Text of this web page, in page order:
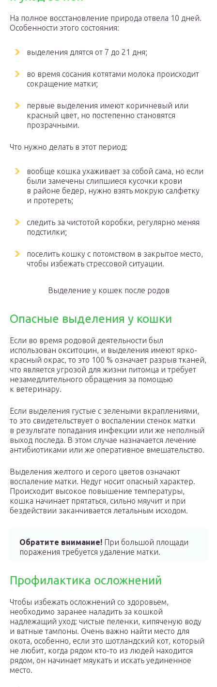
На полное восстановление природа отвела 10 дней.
Особенности этого состояния:
выделения длятся от 7 до 21 дня;
во время сосания котятами молока происходит
сокращение матки;
первые выделения имеют коричневый или
красный цвет, но постепенно становятся
прозрачными.
Что нужно делать в этот период:
вообще кошка ухаживает за собой сама, но если
были замечены слипшиеся кусочки крови
в районе бедер, нужно взять мокрую салфетку
и протереть;
следить за чистотой коробки, регулярно меняя
подстилки;
поселить кошку с потомством в закрытое место,
чтобы избежать стрессовой ситуации.
Выделение у кошек после родов
Опасные выделения у кошки
Если во время родовой деятельности был
использован окситоцин, и выделения имеют ярко-
красный окрас, то это 100 % означает разрыв тканей,
что является угрозой для жизни питомца и требует
незамедлительного обращения за помощью
к ветеринару.
Если выделения густые с зелеными вкраплениями,
то это свидетельствует о воспалении стенок матки
в результате попадания инфекции или же неполный
выход последа. В этом случае назначается лечение
антибиотиками или же оперативное вмешательство.
Выделения желтого и серого цветов означают
воспаление матки. Недуг носит опасный характер.
Происходит высокое повышение температуры,
кошка начинает прятаться, сильно мяучит и при
бездействии заканчивается летальным исходом.
Обратите внимание! При большой площади
поражения требуется удаление матки.
Профилактика осложнений
Чтобы избежать осложнений со здоровьем,
необходимо заранее наладить за кошкой
надлежащий уход: чистые пеленки, кипяченую воду
и ватные тампоны. Очень важно найти место для
окота, особенно, если это шотландский кот, который
не любит, когда рядом кто-то из людей находится
рядом, он начинает мяукать и искать уединенное
место.